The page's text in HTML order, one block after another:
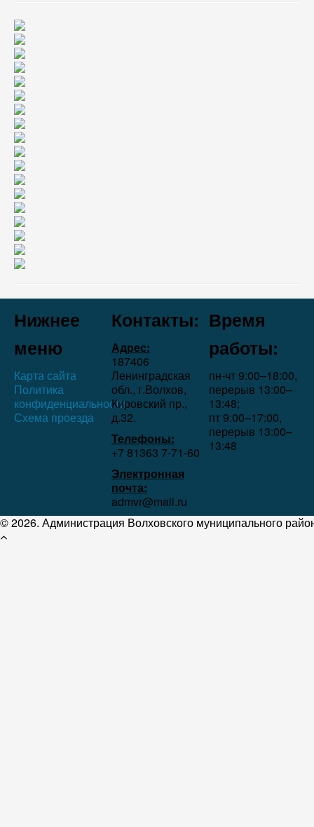
Нижнее
меню
Карта сайта
Политика
конфиденциальности
Схема проезда
Контакты:
Адрес:
187406
Ленинградская
обл., г.Волхов,
Кировский пр.,
д.32.
Телефоны:
+7 81363 7‑71-60
Электронная
почта:
admvr@mail.ru
Время
работы:
пн-чт 9:00–18:00,
перерыв 13:00–
13:48;
пт 9:00–17:00,
перерыв 13:00–
13:48
© 2026. Администрация Волховского муниципального